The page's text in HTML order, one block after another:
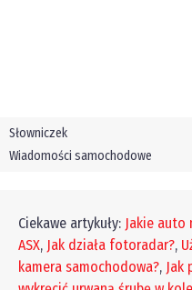
Słowniczek
Wiadomości samochodowe
Ciekawe artykuły: Jakie auto
ASX, Jak działa fotoradar?,
kamera samochodowa?, Jak